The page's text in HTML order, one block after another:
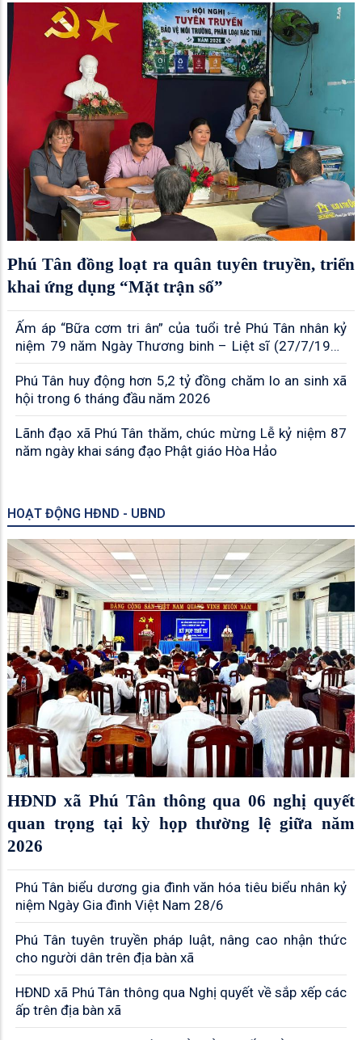
Phú Tân đồng loạt ra quân tuyên truyền, triển
khai ứng dụng “Mặt trận số”
Ấm áp “Bữa cơm tri ân” của tuổi trẻ Phú Tân nhân kỷ
niệm 79 năm Ngày Thương binh – Liệt sĩ (27/7/1947
– 27/7/2026)
Phú Tân huy động hơn 5,2 tỷ đồng chăm lo an sinh xã
hội trong 6 tháng đầu năm 2026
Lãnh đạo xã Phú Tân thăm, chúc mừng Lễ kỷ niệm 87
năm ngày khai sáng đạo Phật giáo Hòa Hảo
HOẠT ĐỘNG HĐND - UBND
HĐND xã Phú Tân thông qua 06 nghị quyết
quan trọng tại kỳ họp thường lệ giữa năm
2026
Phú Tân biểu dương gia đình văn hóa tiêu biểu nhân kỷ
niệm Ngày Gia đình Việt Nam 28/6
Phú Tân tuyên truyền pháp luật, nâng cao nhận thức
cho người dân trên địa bàn xã
HĐND xã Phú Tân thông qua Nghị quyết về sắp xếp các
ấp trên địa bàn xã